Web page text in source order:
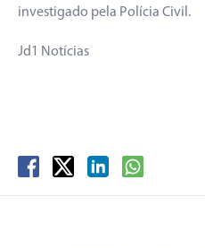
investigado pela Polícia Civil.
Jd1 Notícias